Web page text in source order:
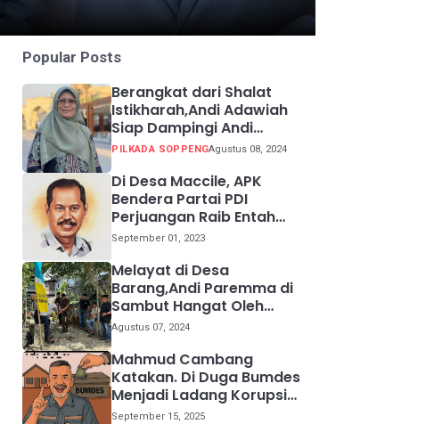
Popular Posts
Berangkat dari Shalat
Istikharah,Andi Adawiah
Siap Dampingi Andi
Mapparemma
PILKADA SOPPENGAgustus 08, 2024
Di Desa Maccile, APK
Bendera Partai PDI
Perjuangan Raib Entah
kemana
September 01, 2023
Melayat di Desa
Barang,Andi Paremma di
Sambut Hangat Oleh
Warga
Agustus 07, 2024
Mahmud Cambang
Katakan. Di Duga Bumdes
Menjadi Ladang Korupsi
Bagi Para Kepala Desa
September 15, 2025